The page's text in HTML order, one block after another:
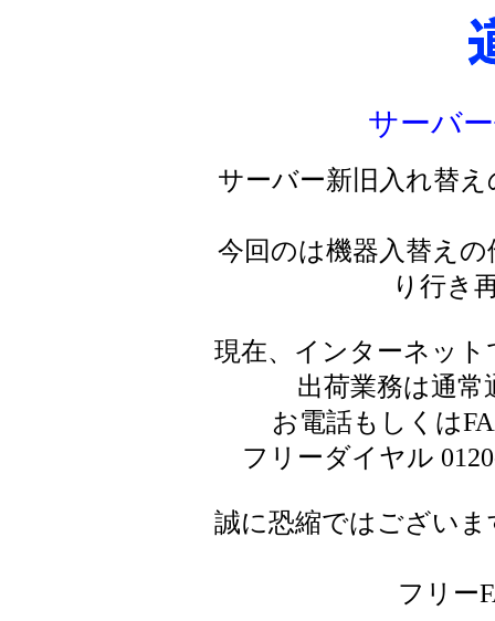
サーバ
サーバー新旧入れ替
今回のは機器入替え
り行き
現在、インターネッ
出荷業務は通
お電話もしくは
フリーダイヤル
誠に恐縮ではござい
フリー